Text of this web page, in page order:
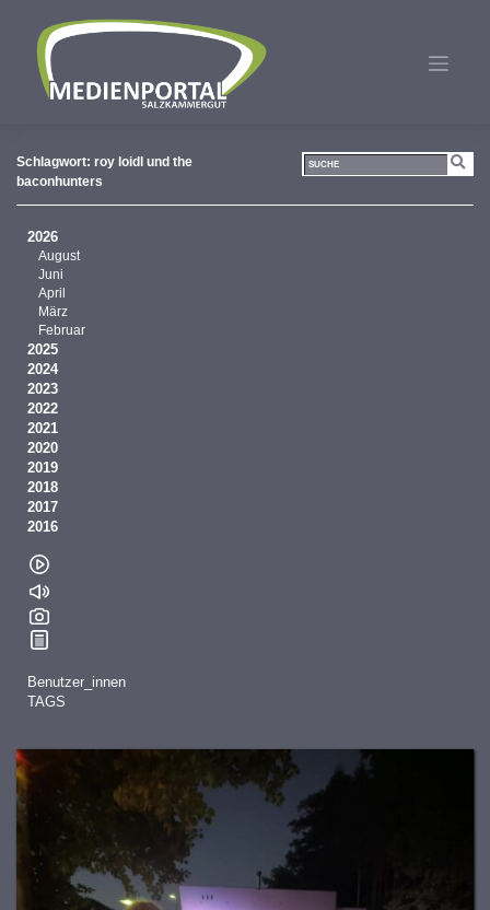
springen
Schlagwort: roy loidl und the
baconhunters
2026
August
Juni
April
März
Februar
2025
2024
2023
2022
2021
2020
2019
2018
2017
2016
Benutzer_innen
TAGS